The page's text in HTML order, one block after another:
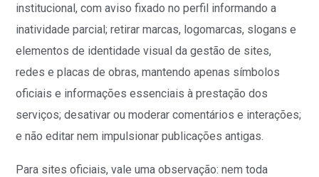
institucional, com aviso fixado no perfil informando a
inatividade parcial; retirar marcas, logomarcas, slogans e
elementos de identidade visual da gestão de sites,
redes e placas de obras, mantendo apenas símbolos
oficiais e informações essenciais à prestação dos
serviços; desativar ou moderar comentários e interações;
e não editar nem impulsionar publicações antigas.
Para sites oficiais, vale uma observação: nem toda